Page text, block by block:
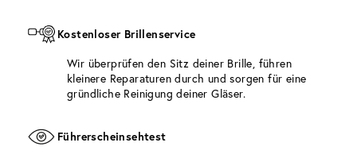
Kostenloser Brillenservice
Wir überprüfen den Sitz deiner Brille, führen
kleinere Reparaturen durch und sorgen für eine
gründliche Reinigung deiner Gläser.
Führerscheinsehtest